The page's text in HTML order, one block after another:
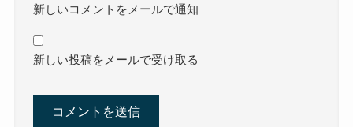
新しいコメントをメールで通知
新しい投稿をメールで受け取る